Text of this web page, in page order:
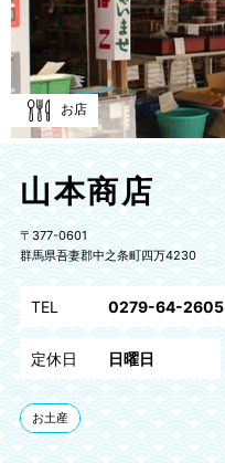
お店
山本商店
〒377-0601
群馬県吾妻郡中之条町四万4230
TEL 0279-64-2605
定休日 日曜日
お土産